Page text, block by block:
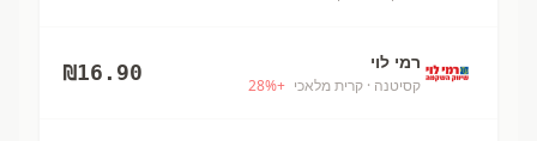
רמי לוי
קסיטנה · קרית מלאכי +
28%
₪16.90